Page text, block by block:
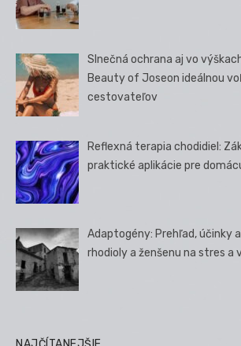
Slnečná ochrana aj vo
Beauty of Joseon ideálnou
cestovateľov
Reflexná terapia chodidiel:
praktické aplikácie pre
Adaptogény: Prehľad, účinky
rhodioly a ženšenu na stres a